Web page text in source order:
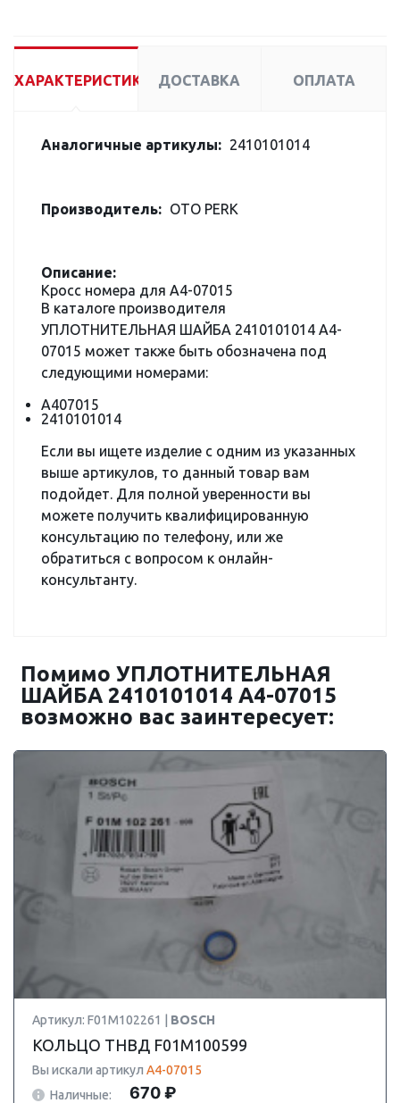
ХАРАКТЕРИСТИКИ ДОСТАВКА ОПЛАТА
Аналогичные артикулы: 2410101014
Производитель: OTO PERK
Описание:
Кросс номера для A4-07015
В каталоге производителя
УПЛОТНИТЕЛЬНАЯ ШАЙБА 2410101014 A4-
07015 может также быть обозначена под
следующими номерами:
A407015
2410101014
Если вы ищете изделие с одним из указанных
выше артикулов, то данный товар вам
подойдет. Для полной уверенности вы
можете получить квалифицированную
консультацию по телефону, или же
обратиться с вопросом к онлайн-
консультанту.
Помимо УПЛОТНИТЕЛЬНАЯ
ШАЙБА 2410101014 A4-07015
возможно вас заинтересует:
Артикул: F01M102261 | BOSCH
КОЛЬЦО ТНВД F01M100599
Вы искали артикул A4-07015
Наличные:
670 ₽